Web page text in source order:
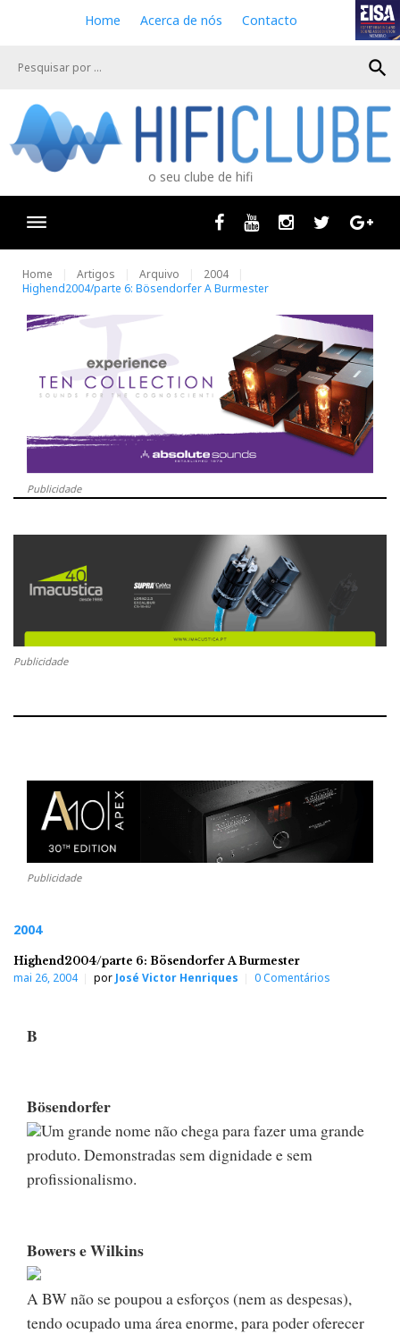
e
Home Acerca de nós Contacto
search
o seu clube de hifi
Facebook
Youtube InstagramTwitter
Home Artigos Arquivo
2004
Highend2004/parte 6: Bösendorfer A Burmester
Publicidade
Publicidade
Publicidade
2004
Highend2004/parte 6: Bösendorfer A Burmester
mai 26, 2004 por José Victor Henriques 0 Comentários
B
Bösendorfer
Um grande nome não chega para fazer uma grande
produto. Demonstradas sem dignidade e sem
profissionalismo.
Bowers e Wilkins
A BW não se poupou a esforços (nem as despesas),
tendo ocupado uma área enorme, para poder oferecer